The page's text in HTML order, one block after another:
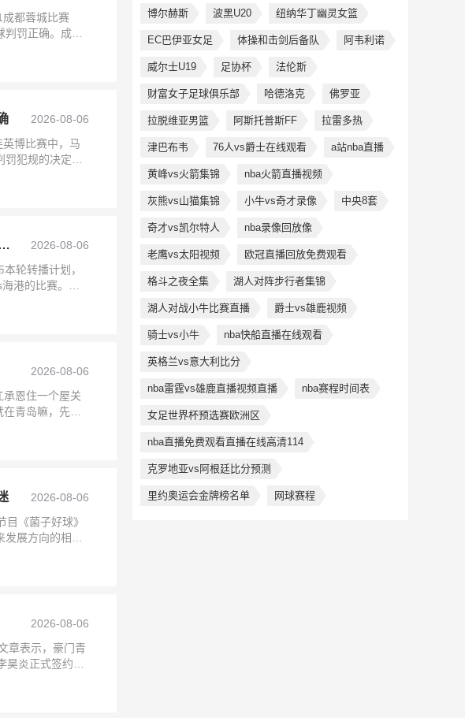
都蓉城比赛
罚正确。成都
2026-08-06
博比赛中，马
犯规的决定正
CCTV5+播辽宁德比，CCTV16播铜梁龙vs海港
2026-08-06
轮转播计划，
港的比赛。附
2026-08-06
承恩住一个屋关
青岛嘛，先是
2026-08-06
《菌子好球》
展方向的相关
2026-08-06
章表示，豪门青
炎正式签约西
博尔赫斯 波黑U20 纽纳华丁幽灵女篮
EC巴伊亚女足 体操和击剑后备队 阿韦利诺
威尔士U19 足协杯 法伦斯
财富女子足球俱乐部 哈德洛克 佛罗亚
拉脱维亚男篮 阿斯托普斯FF 拉雷多热
津巴布韦 76人vs爵士在线观看 a站nba直播
黄峰vs火箭集锦 nba火箭直播视频
灰熊vs山猫集锦 小牛vs奇才录像 中央8套
奇才vs凯尔特人 nba录像回放像
老鹰vs太阳视频 欧冠直播回放免费观看
格斗之夜全集 湖人对阵步行者集锦
湖人对战小牛比赛直播 爵士vs雄鹿视频
骑士vs小牛 nba快船直播在线观看
英格兰vs意大利比分
nba雷霆vs雄鹿直播视频直播 nba赛程时间表
女足世界杯预选赛欧洲区
nba直播免费观看直播在线高清114
克罗地亚vs阿根廷比分预测
里约奥运会金牌榜名单 网球赛程